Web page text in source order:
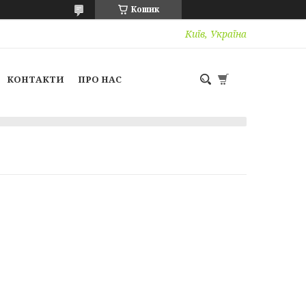
Кошик
Київ, Україна
КОНТАКТИ ПРО НАС